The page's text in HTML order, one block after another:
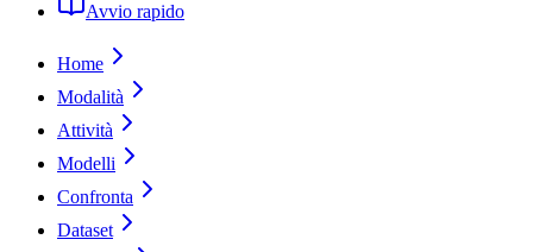
Avvio rapido
Home
Modalità
Attività
Modelli
Confronta
Dataset